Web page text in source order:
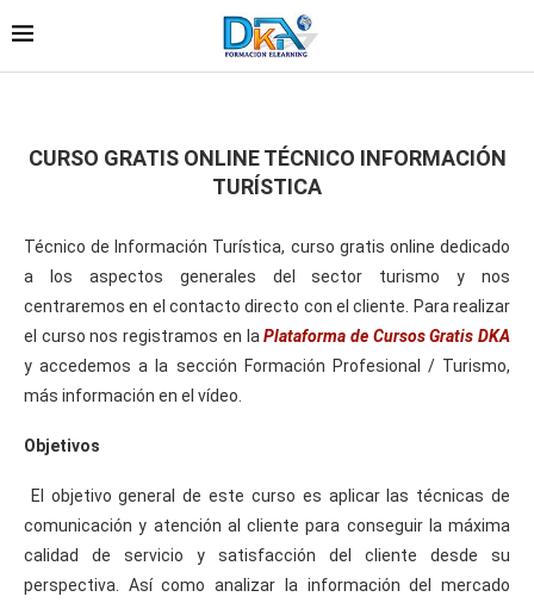
CURSO GRATIS ONLINE TÉCNICO INFORMACIÓN
TURÍSTICA
Técnico de Información Turística, curso gratis online dedicado
a los aspectos generales del sector turismo y nos
centraremos en el contacto directo con el cliente. Para realizar
el curso nos registramos en laPlataforma de Cursos Gratis DKA
y accedemos a la sección Formación Profesional / Turismo,
más información en el vídeo.
Objetivos
El objetivo general de este curso es aplicar las técnicas de
comunicación y atención al cliente para conseguir la máxima
calidad de servicio y satisfacción del cliente desde su
perspectiva. Así como analizar la información del mercado